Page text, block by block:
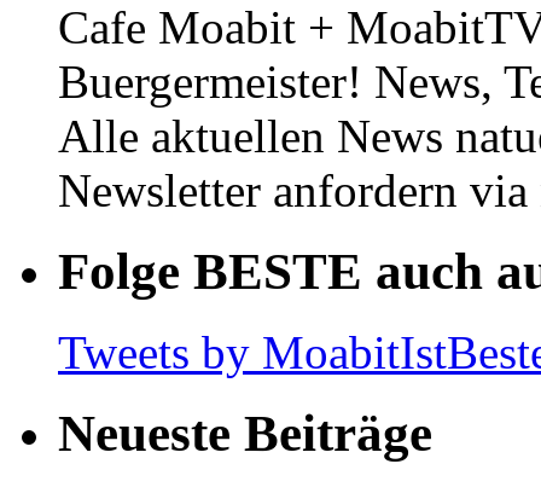
Cafe Moabit +
Buergermeister! News,
Alle aktuellen News
Newsletter anfordern
Folge BESTE auch
Tweets by
Neueste Beiträge